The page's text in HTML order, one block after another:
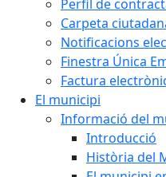
Perfil de
Carpeta
Notificacions
Finestra Única
Factura
El municipi
Informació del
Introducció
Història del